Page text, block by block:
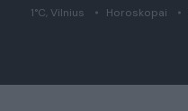
1°C, Vilnius Horoskopai